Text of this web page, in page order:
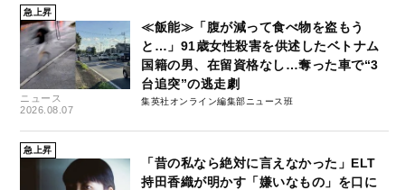
急上昇
ニュース
2026.08.07
≪飯能≫「腹が減って食べ物を盗もう
と…」91歳女性殺害を供述したベトナム
国籍の男、在留資格なし…奪った車で“3
台追突”の逃走劇
集英社オンライン編集部ニュース班
急上昇
「昔の私なら絶対に言えなかった」ELT
持田香織が明かす「嫌いなもの」を口に